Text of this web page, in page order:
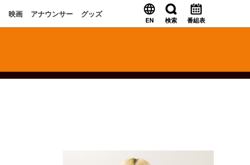
映画 アナウンサー グッズ
EN 検索 番組表